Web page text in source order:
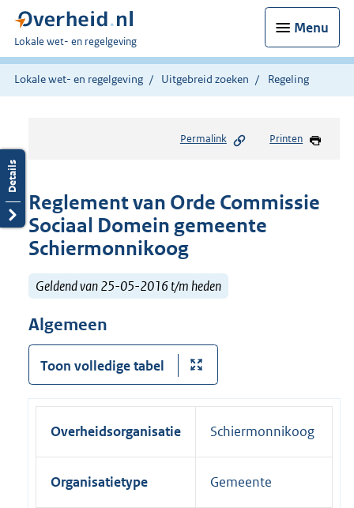
Menu
U
bent
hier:
Lokale wet- en regelgeving
Lokale wet- en regelgeving Uitgebreid zoeken Regeling
Permalink Printen
Reglement van Orde Commissie
Sociaal Domein gemeente
Schiermonnikoog
Geldend van 25-05-2016 t/m heden
Algemeen
Toon volledige tabel
Overheidsorganisatie Schiermonnikoog
Organisatietype Gemeente